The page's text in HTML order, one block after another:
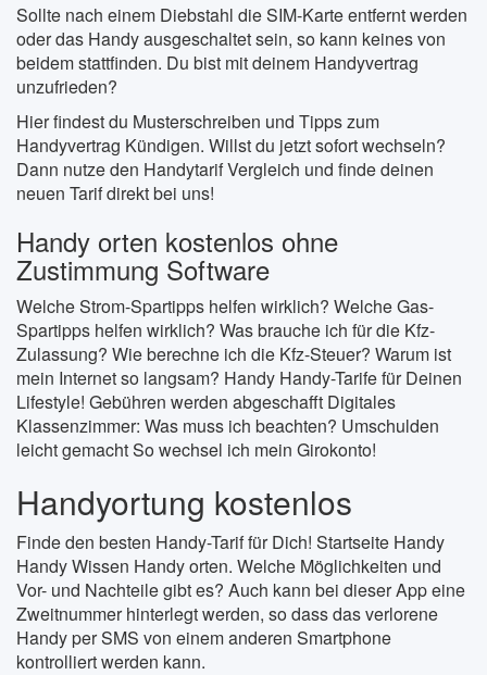
Sollte nach einem Diebstahl die SIM-Karte entfernt werden
oder das Handy ausgeschaltet sein, so kann keines von
beidem stattfinden. Du bist mit deinem Handyvertrag
unzufrieden?
Hier findest du Musterschreiben und Tipps zum
Handyvertrag Kündigen. Willst du jetzt sofort wechseln?
Dann nutze den Handytarif Vergleich und finde deinen
neuen Tarif direkt bei uns!
Handy orten kostenlos ohne
Zustimmung Software
Welche Strom-Spartipps helfen wirklich? Welche Gas-
Spartipps helfen wirklich? Was brauche ich für die Kfz-
Zulassung? Wie berechne ich die Kfz-Steuer? Warum ist
mein Internet so langsam? Handy Handy-Tarife für Deinen
Lifestyle! Gebühren werden abgeschafft Digitales
Klassenzimmer: Was muss ich beachten? Umschulden
leicht gemacht So wechsel ich mein Girokonto!
Handyortung kostenlos
Finde den besten Handy-Tarif für Dich! Startseite Handy
Handy Wissen Handy orten. Welche Möglichkeiten und
Vor- und Nachteile gibt es? Auch kann bei dieser App eine
Zweitnummer hinterlegt werden, so dass das verlorene
Handy per SMS von einem anderen Smartphone
kontrolliert werden kann.